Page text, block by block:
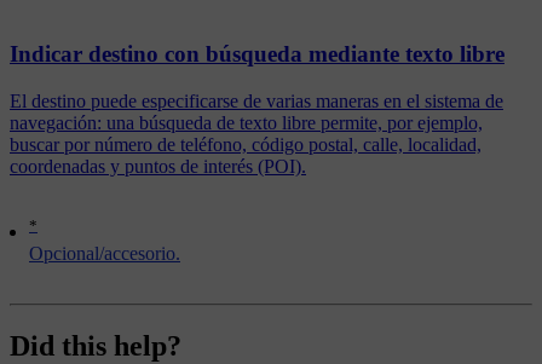
*
Opcional/accesorio.
Indicar destino con búsqueda mediante texto libre
El destino puede especificarse de varias maneras en el sistema de
navegación: una búsqueda de texto libre permite, por ejemplo,
buscar por número de teléfono, código postal, calle, localidad,
coordenadas y puntos de interés (POI).
Did this help?